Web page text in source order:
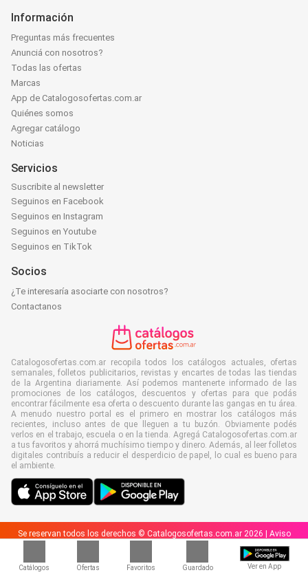
Catálogos Ofertas Favoritos Guardado Ver en App
Información
Preguntas más frecuentes
Anunciá con nosotros?
Todas las ofertas
Marcas
App de Catalogosofertas.com.ar
Quiénes somos
Agregar catálogo
Noticias
Servicios
Suscribite al newsletter
Seguinos en Facebook
Seguinos en Instagram
Seguinos en Youtube
Seguinos en TikTok
Socios
¿Te interesaría asociarte con nosotros?
Contactanos
Catalogosofertas.com.ar recopila todos los catálogos actuales, ofertas
semanales, folletos publicitarios, revistas y encartes de todas las tiendas
de la Argentina diariamente. Así podemos mantenerte informado de las
promociones de los catálogos, descuentos y ofertas para que podás
encontrar fácilmente esa oferta o descuento durante las gangas en tu área.
A menudo nuestro portal es el primero en mostrar los catálogos más
recientes, incluso antes de que lleguen a tu buzón. Obviamente podés
verlos en el trabajo, escuela o en la tienda. Agregá Catalogosofertas.com.ar
a tus favoritos y ahorrá muchísimo tiempo y dinero. Además, al leer folletos
digitales contribuís a reducir el desperdicio de papel, lo cual es bueno para
el ambiente.
Se reservan todos los derechos © Catalogosofertas.com.ar 2026 | Aviso
Política de cookies